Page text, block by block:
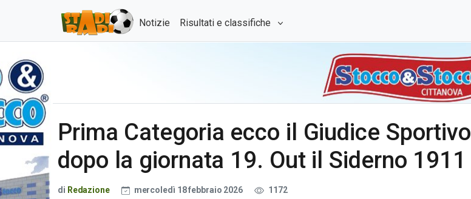
Notizie Risultati e classifiche
Prima Categoria ecco il Giudice Sportivo
dopo la giornata 19. Out il Siderno 1911
di Redazione mercoledì 18 febbraio 2026 1172